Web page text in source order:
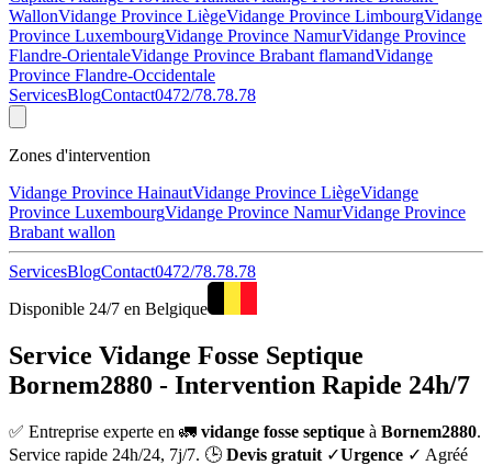
WallonVidange Province LiègeVidange Province LimbourgVidange
Province LuxembourgVidange Province NamurVidange Province
Flandre-OrientaleVidange Province Brabant flamandVidange
Province Flandre-Occidentale
ServicesBlogContact0472/78.78.78
Zones d'intervention
Vidange Province HainautVidange Province LiègeVidange
Province LuxembourgVidange Province NamurVidange Province
Brabant wallon
ServicesBlogContact0472/78.78.78
Disponible 24/7 en Belgique
Service Vidange Fosse Septique
Bornem2880 - Intervention Rapide 24h/7
✅ Entreprise experte en 🚛 vidange fosse septique à Bornem2880.
Service rapide 24h/24, 7j/7. 🕒 Devis gratuit ✓Urgence ✓ Agréé